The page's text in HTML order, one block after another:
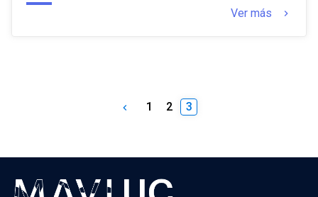
Ver más keyboard_arrow_right
keyboard_arrow_left 1 2 3